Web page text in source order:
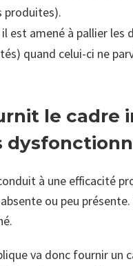
produites).
il est amené à pallier
quand celui-ci ne
le
à une efficacité
ou peu
va donc fournir